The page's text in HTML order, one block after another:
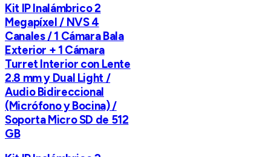
Kit IP Inalámbrico 2
Megapíxel / NVS 4
Canales / 1 Cámara Bala
Exterior + 1 Cámara
Turret Interior con Lente
2.8 mm y Dual Light /
Audio Bidireccional
(Micrófono y Bocina) /
Soporta Micro SD de 512
GB